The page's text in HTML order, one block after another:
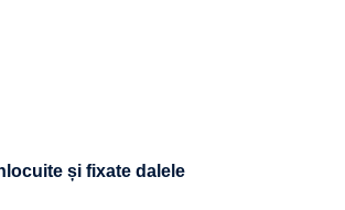
și fixate dalele